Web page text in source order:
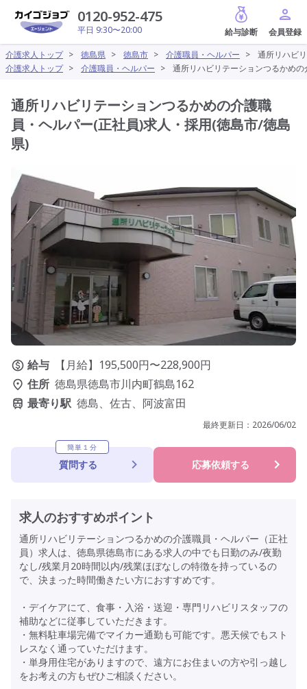
0120-952-475
平日 9:30〜20:00
給与診断
介護求人トップ > 徳島県 > 徳島市 > 介護職員・ヘルパー >
通所リハビ
介護求人トップ > 介護職員・ヘルパー > 通所リハビリテーションつるかめ
通所リハビリテーションつるかめの介護職
員・ヘルパー(正社員)求人・採用(徳島市/徳島
県)
給与
【月給】195,500円〜228,900円
住所 徳島県徳島市川内町鶴島162
最寄り駅 徳島、佐古、阿波富田
最終更新日： 2026/06/02
簡単１分
質問する 応募依頼する
求人のおすすめポイント
通所リハビリテーションつるかめの介護職員・ヘルパー（正社
員）求人は、徳島県徳島市にある求人の中でも日勤のみ/夜勤
なし/残業月20時間以内/残業ほぼなしの特徴を持っているの
で、決まった時間働きたい方におすすめです。
・デイケアにて、食事・入浴・送迎・専門リハビリスタッフの
補助などに従事していただきます。
・無料駐車場完備でマイカー通勤も可能です。悪天候でもスト
レスなく通っていただけます。
・単身用住宅がありますので、遠方にお住まいの方や引っ越し
をお考えの方もぜひご相談ください。